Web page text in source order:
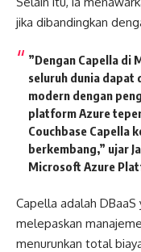
jika dibandingkan
”Dengan Capella di
seluruh dunia dapat
modern dengan
platform Azure
Couchbase Capella
berkembang,” ujar
Microsoft Azure
Capella adalah
melepaskan
menurunkan total